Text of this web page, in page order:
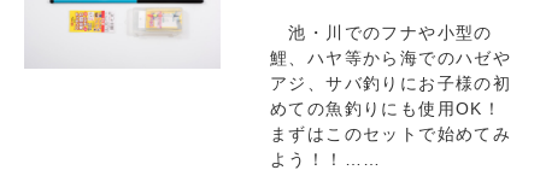
池・川でのフナや小型の
鯉、ハヤ等から海でのハゼや
アジ、サバ釣りにお子様の初
めての魚釣りにも使用OK！
まずはこのセットで始めてみ
よう！！……